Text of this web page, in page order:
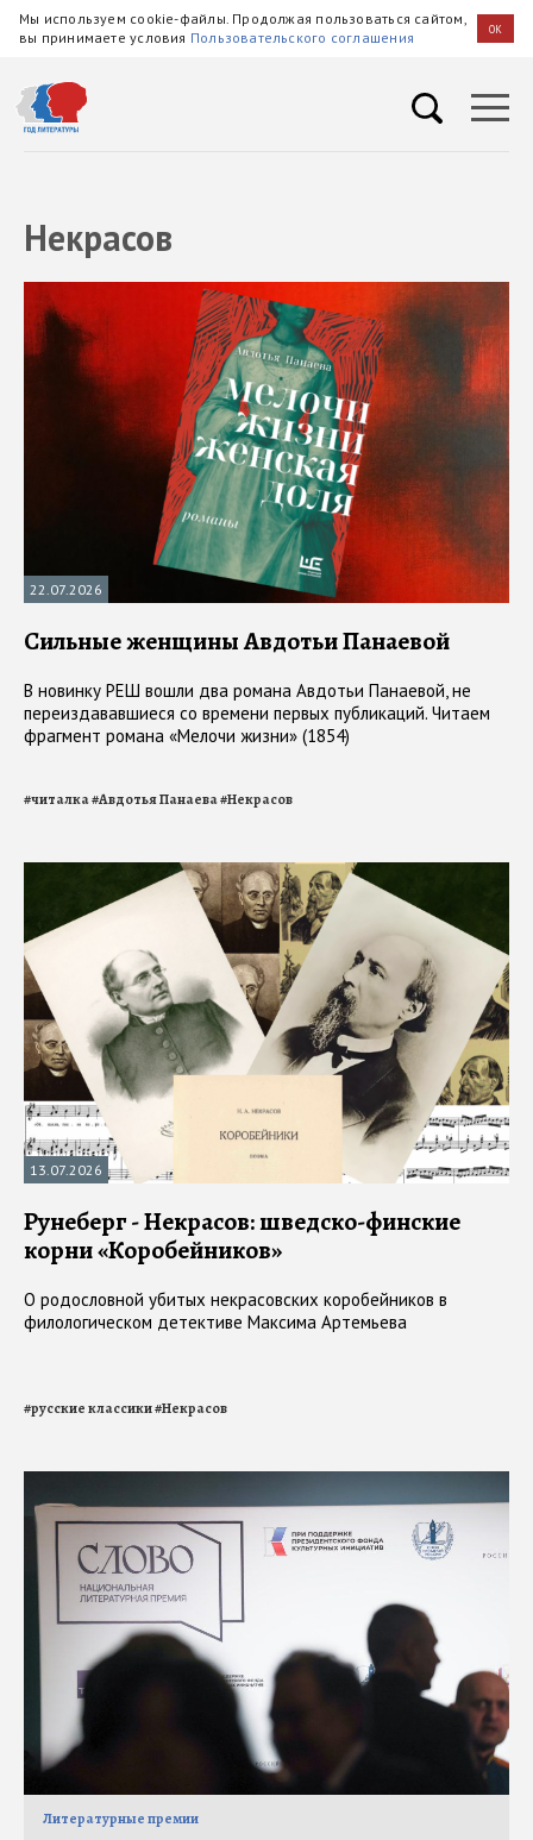
Мы используем cookie-файлы. Продолжая пользоваться сайтом,
вы принимаете условия Пользовательского соглашения OK
Некрасов
22.07.2026
Сильные женщины Авдотьи Панаевой
В новинку РЕШ вошли два романа Авдотьи Панаевой, не
переиздававшиеся со времени первых публикаций. Читаем
фрагмент романа «Мелочи жизни» (1854)
#читалка#Авдотья Панаева#Некрасов
13.07.2026
Рунеберг - Некрасов: шведско-финские
корни «Коробейников»
О родословной убитых некрасовских коробейников в
филологическом детективе Максима Артемьева
#русские классики#Некрасов
Литературные премии